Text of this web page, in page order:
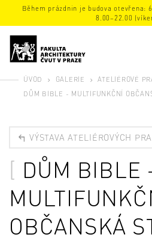
Během prázdnin je budova otevřena:
8.00–22.00
ÚVOD GALERIE
ATELIÉROVÉ
DŮM BIBLE - MULTIFUNKČNÍ
VÝSTAVA ATELIÉROVÝCH
DŮM BIBLE
OBČANSKÁ